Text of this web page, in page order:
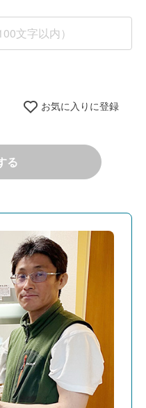
お気に入りに登録
る